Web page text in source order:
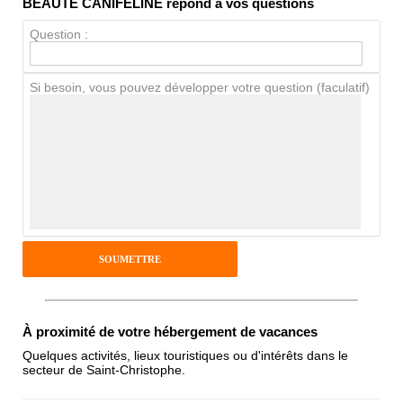
Antispam - Combien font 7x4 (en
chiffres) :
BEAUTE CANIFELINE répond à vos questions
Question :
Si besoin, vous pouvez développer votre question (faculatif)
À proximité de votre hébergement de vacances
Quelques activités, lieux touristiques ou d'intérêts dans le
secteur de Saint-Christophe.